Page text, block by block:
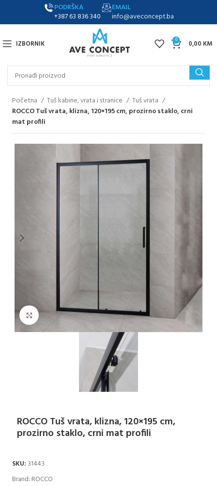
PODRŠKA
+387 63 836 340
EMAIL
info@aveconcept.ba
IZBORNIK 0 0,00 KM
Početna Tuš kabine, vrata i stranice
Tuš vrata
ROCCO Tuš vrata, klizna, 120×195 cm, prozirno staklo, crni
mat profili
Klikni za uvećanje
ROCCO Tuš vrata, klizna, 120×195 cm,
prozirno staklo, crni mat profili
SKU: 31443
Brand: ROCCO